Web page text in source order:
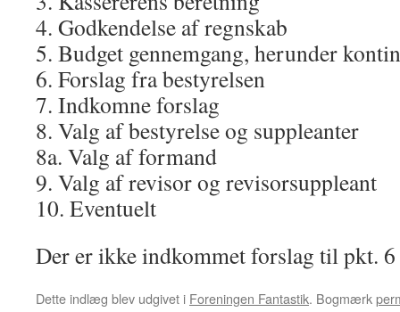
4. Godkendelse af regnskab
5. Budget gennemgang, herunder
6. Forslag fra bestyrelsen
7. Indkomne forslag
8. Valg af bestyrelse og suppleanter
8a. Valg af formand
9. Valg af revisor og revisorsuppleant
10. Eventuelt
Der er ikke indkommet forslag til pkt. 6
Dette indlæg blev udgivet i Foreningen Fantastik. Bogmærk